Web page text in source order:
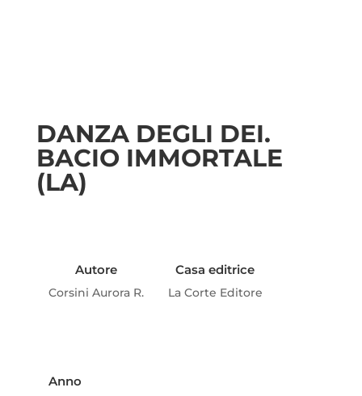
DANZA DEGLI DEI.
BACIO IMMORTALE
(LA)
Autore
Corsini Aurora R.
Casa editrice
La Corte Editore
Anno